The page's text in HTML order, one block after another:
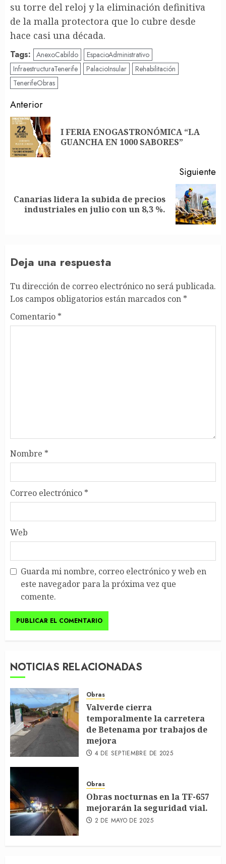
su torre del reloj y la eliminación definitiva
de la malla protectora que lo cubre desde
hace casi una década.
Tags: AnexoCabildo
EspacioAdministrativo
InfraestructuraTenerife
PalacioInsular
Rehabilitación
TenerifeObras
Post
navigation
Anterior
I FERIA ENOGASTRONÓMICA “LA
GUANCHA EN 1000 SABORES”
Siguiente
Siguiente
entrada:
Canarias lidera la subida de precios
industriales en julio con un 8,3 %.
Deja una respuesta
Tu dirección de correo electrónico no será publicada.
Los campos obligatorios están marcados con *
Comentario *
Nombre *
Correo electrónico *
Web
Guarda mi nombre, correo electrónico y web en
este navegador para la próxima vez que
comente.
NOTICIAS RELACIONADAS
Obras
Valverde cierra
temporalmente la carretera
de Betenama por trabajos de
mejora
4 DE SEPTIEMBRE DE 2025
Obras
Obras nocturnas en la TF-657
mejorarán la seguridad vial.
2 DE MAYO DE 2025